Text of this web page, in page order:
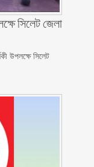
সিলেট জেলা
উপলক্ষে সিলেট